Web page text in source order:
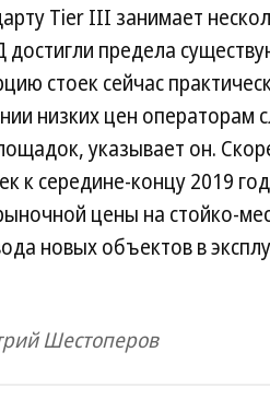
Tier III занимает
предела
стоек сейчас
низких цен операторам
указывает он.
к середине-концу 2019
цены на стойко-
новых объектов в
Шестоперов